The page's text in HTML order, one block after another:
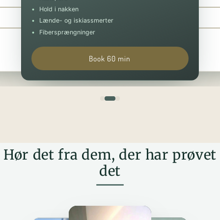
Book 30 min
Hold i nakken
Lænde- og iskiassmerter
Fibersprængninger
Book 60 min
Hør det fra dem, der har prøvet
det